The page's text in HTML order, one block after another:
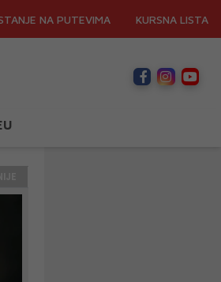
NA PUTEVIMA KURSNA LISTA